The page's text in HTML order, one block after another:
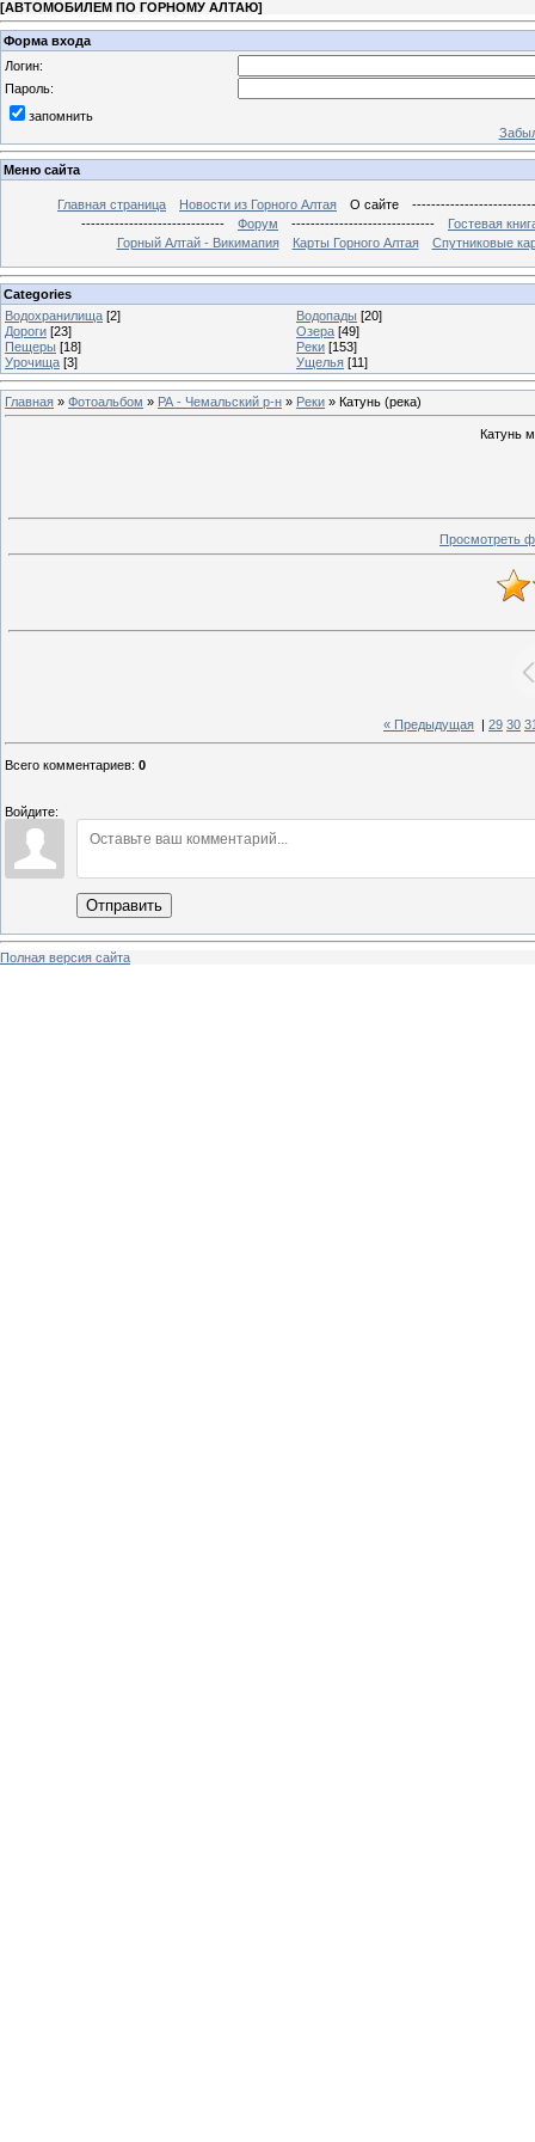
[АВТОМОБИЛЕМ ПО ГОРНОМУ АЛТАЮ]
Форма входа
Логин:
Пароль:
запомнить
Меню сайта
Главная страница Новости из Горного Алтая О сайте
------------------------------
Форум ------------------------------
Гостевая
Горный Алтай - Викимапия
Карты Горного Алтая Спутниковые
Categories
Водохранилища [2] Водопады [20]
Дороги [23] Озера [49]
Пещеры [18] Реки [153]
Урочища [3] Ущелья [11]
Главная » Фотоальбом » РА - Чемальский р-н » Реки » Катунь (река)
Катунь
Просмотреть
« Предыдущая 29 30
Всего комментариев: 0
Войдите:
Отправить
Полная версия сайта